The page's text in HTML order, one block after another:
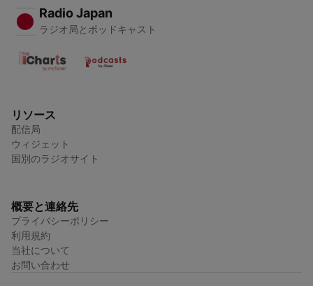
Radio Japan
ラジオ局とポッドキャスト
リソース
配信局
ウィジェット
国別のラジオサイト
概要と連絡先
プライバシーポリシー
利用規約
当社について
お問い合わせ